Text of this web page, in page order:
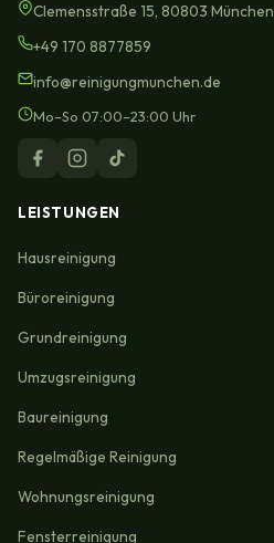
Clemensstraße 15, 80803 München
+49 170 8877859
info@reinigungmunchen.de
Mo–So 07:00–23:00 Uhr
LEISTUNGEN
Hausreinigung
Büroreinigung
Grundreinigung
Umzugsreinigung
Baureinigung
Regelmäßige Reinigung
Wohnungsreinigung
Fensterreinigung